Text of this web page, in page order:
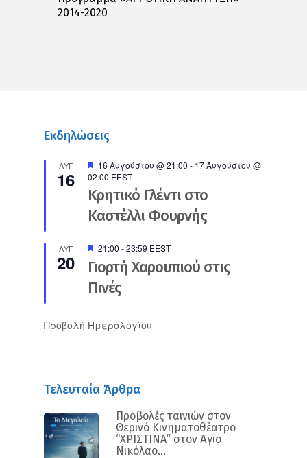
2014-2020
Εκδηλώσεις
ΑΥΓ
16
Προτεινόμενο
16 Αυγούστου @ 21:00 - 17 Αυγούστου @
02:00 EEST
Κρητικό Γλέντι στο
Καστέλλι Φουρνής
ΑΥΓ
20
Προτεινόμενο
21:00 -23:59 EEST
Γιορτή Χαρουπιού στις
Πινές
Προβολή Ημερολογίου
Τελευταία Άρθρα
Προβολές ταινιών στον
Θερινό Κινηματοθέατρο
“ΧΡΙΣΤΙΝΑ” στον Άγιο
Νικόλαο...